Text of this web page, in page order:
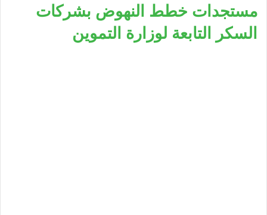
مستجدات خطط النهوض بشركات
السكر التابعة لوزارة التموين